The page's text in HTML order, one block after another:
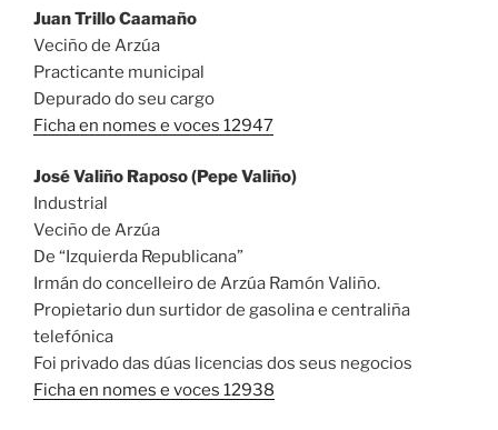
Juan Trillo Caamaño
Veciño de Arzúa
Practicante municipal
Depurado do seu cargo
Ficha en nomes e voces 12947
José Valiño Raposo (Pepe Valiño)
Industrial
Veciño de Arzúa
De “Izquierda Republicana”
Irmán do concelleiro de Arzúa Ramón Valiño.
Propietario dun surtidor de gasolina e centraliña
telefónica
Foi privado das dúas licencias dos seus negocios
Ficha en nomes e voces 12938